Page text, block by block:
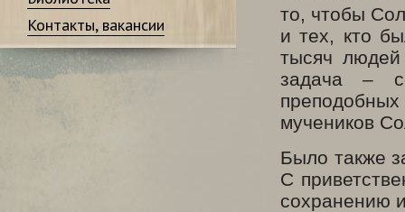
Контакты, вакансии
то, чтобы
и тех, кто
тысяч
задача –
мучеников
Было также
С
сохранению